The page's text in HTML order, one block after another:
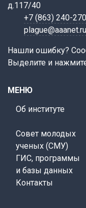
д.117/40
+7 (863) 240-
plague@aaanet.ru
Нашли ошибку?
Выделите и
МЕНЮ
Об институте
Совет молодых
ученых (СМУ)
ГИС, программы
и базы данных
Контакты